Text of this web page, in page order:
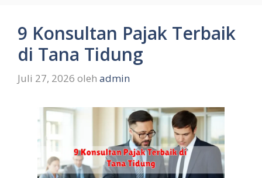
9 Konsultan Pajak Terbaik
di Tana Tidung
Juli 27, 2026 oleh admin